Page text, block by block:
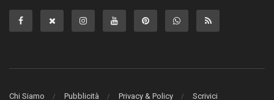
Chi Siamo Pubblicità Privacy & Policy Scrivici